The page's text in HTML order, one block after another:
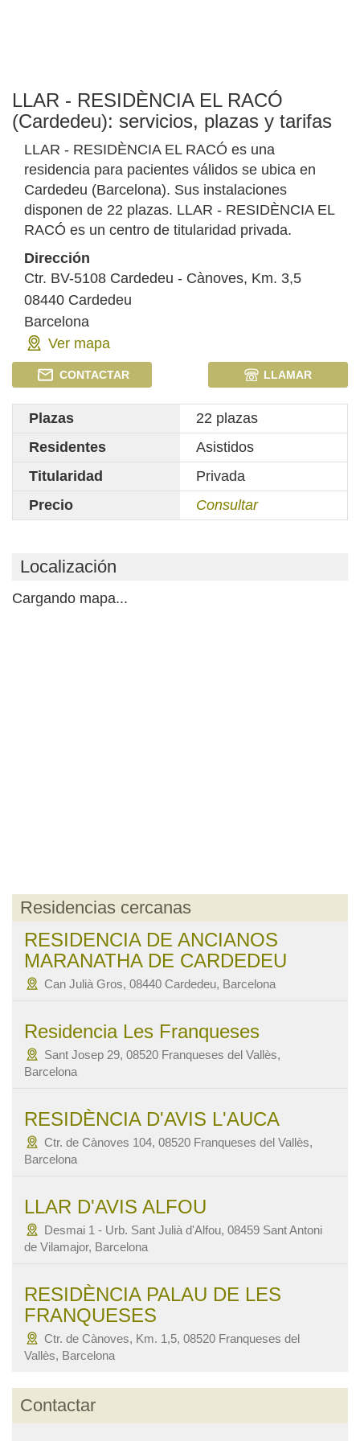
LLAR - RESIDÈNCIA EL RACÓ
(Cardedeu): servicios, plazas y tarifas
LLAR - RESIDÈNCIA EL RACÓ es una
residencia para pacientes válidos se ubica en
Cardedeu (Barcelona). Sus instalaciones
disponen de 22 plazas. LLAR - RESIDÈNCIA EL
RACÓ es un centro de titularidad privada.
Dirección
Ctr. BV-5108 Cardedeu - Cànoves, Km. 3,5
08440 Cardedeu
Barcelona
Ver mapa
CONTACTAR LLAMAR
Plazas
22 plazas
Residentes
Asistidos
Titularidad
Privada
Precio
Consultar
Localización
Cargando mapa...
Residencias cercanas
RESIDENCIA DE ANCIANOS
MARANATHA DE CARDEDEU
Can Julià Gros, 08440 Cardedeu, Barcelona
Residencia Les Franqueses
Sant Josep 29, 08520 Franqueses del Vallès,
Barcelona
RESIDÈNCIA D'AVIS L'AUCA
Ctr. de Cànoves 104, 08520 Franqueses del Vallès,
Barcelona
LLAR D'AVIS ALFOU
Desmai 1 - Urb. Sant Julià d'Alfou, 08459 Sant Antoni
de Vilamajor, Barcelona
RESIDÈNCIA PALAU DE LES
FRANQUESES
Ctr. de Cànoves, Km. 1,5, 08520 Franqueses del
Vallès, Barcelona
Contactar